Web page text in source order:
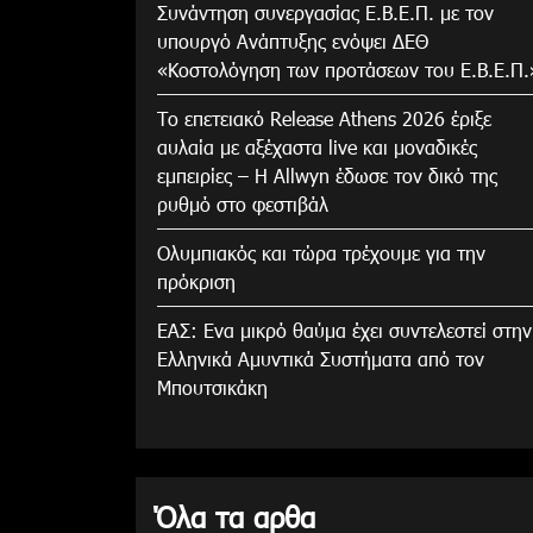
Συνάντηση συνεργασίας Ε.Β.Ε.Π. με τον
υπουργό Ανάπτυξης ενόψει ΔΕΘ
«Κοστολόγηση των προτάσεων του
Το επετειακό Release Athens 2026 έριξε
αυλαία με αξέχαστα live και μοναδικές
εμπειρίες – Η Allwyn έδωσε τον δικό της
ρυθμό στο φεστιβάλ
Ολυμπιακός και τώρα τρέχουμε για την
πρόκριση
ΕΑΣ: Ενα μικρό θαύμα έχει συντελεστεί στην
Ελληνικά Αμυντικά Συστήματα από τον
Μπουτσικάκη
Όλα τα αρθα